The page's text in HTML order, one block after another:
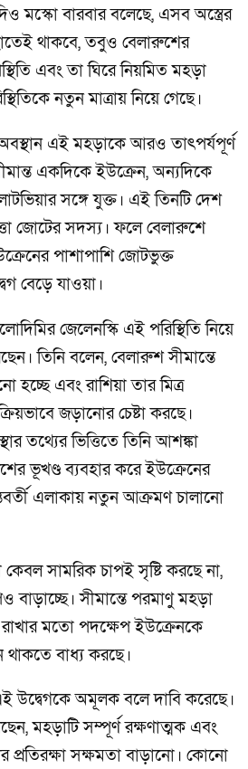
মস্কো বারবার বলেছে, এসব অস্ত্রের
হাতেই থাকবে, তবুও বেলারুশের
এবং তা ঘিরে নিয়মিত মহড়া
নতুন মাত্রায় নিয়ে গেছে।
এই মহড়াকে আরও তাৎপর্যপূর্ণ
একদিকে ইউক্রেন, অন্যদিকে
সঙ্গে যুক্ত। এই তিনটি দেশ
জোটের সদস্য। ফলে বেলারুশে
পাশাপাশি জোটভুক্ত
বেড়ে যাওয়া।
জেলেনস্কি এই পরিস্থিতি নিয়ে
তিনি বলেন, বেলারুশ সীমান্তে
হচ্ছে এবং রাশিয়া তার মিত্র
জড়ানোর চেষ্টা করছে।
তথ্যের ভিত্তিতে তিনি আশঙ্কা
ভূখণ্ড ব্যবহার করে ইউক্রেনের
এলাকায় নতুন আক্রমণ চালানো
কেবল সামরিক চাপই সৃষ্টি করছে না,
বাড়াচ্ছে। সীমান্তে পরমাণু মহড়া
রাখার মতো পদক্ষেপ ইউক্রেনকে
থাকতে বাধ্য করছে।
উদ্বেগকে অমূলক বলে দাবি করেছে।
মহড়াটি সম্পূর্ণ রক্ষণাত্মক এবং
প্রতিরক্ষা সক্ষমতা বাড়ানো। কোনো